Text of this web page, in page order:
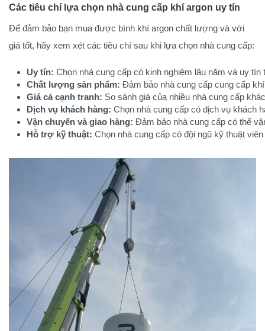
Các tiêu chí lựa chọn nhà cung cấp khí argon uy tín
Để đảm bảo bạn mua được bình khí argon chất lượng và với
giá tốt, hãy xem xét các tiêu chí sau khi lựa chọn nhà cung cấp:
Uy tín: Chọn nhà cung cấp có kinh nghiệm lâu năm và uy
Chất lượng sản phẩm: Đảm bảo nhà cung cấp cung cấp
Giá cả cạnh tranh: So sánh giá của nhiều nhà cung cấp
Dịch vụ khách hàng: Chọn nhà cung cấp có dịch vụ khách
Vận chuyển và giao hàng: Đảm bảo nhà cung cấp có thể
Hỗ trợ kỹ thuật: Chọn nhà cung cấp có đội ngũ kỹ thuật